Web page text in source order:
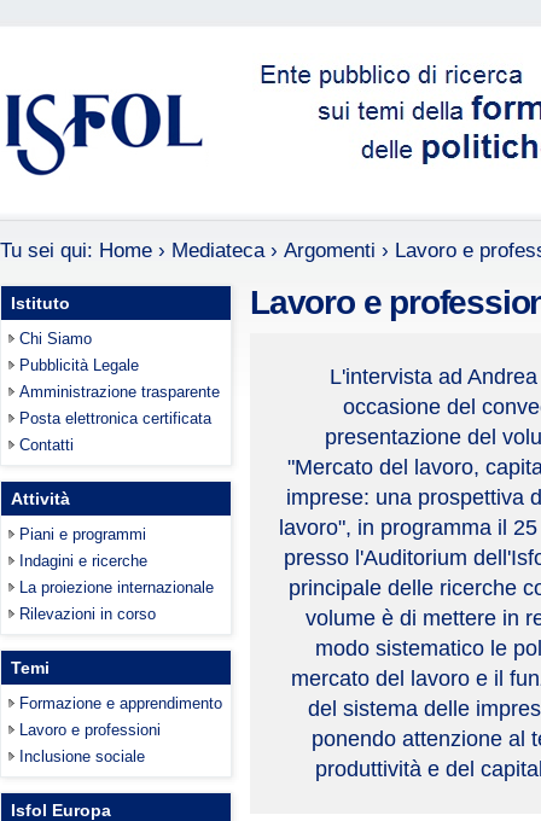
Tu sei qui: Home › Mediateca › Argomenti › Lavoro e
Istituto
Chi Siamo
Pubblicità Legale
Amministrazione trasparente
Posta elettronica certificata
Contatti
Attività
Piani e programmi
Indagini e ricerche
La proiezione internazionale
Rilevazioni in corso
Temi
Formazione e apprendimento
Lavoro e professioni
Inclusione sociale
Isfol Europa
Lavoro e
L'intervista ad
occasione del
presentazione del
"Mercato del lavoro,
imprese: una prospettiva
lavoro", in programma il
presso l'Auditorium
principale delle ricerche
volume è di mettere in
modo sistematico le
mercato del lavoro e il
del sistema delle
ponendo attenzione al
produttività e del